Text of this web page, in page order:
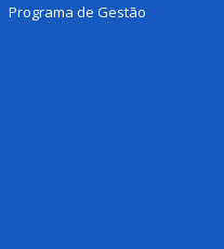
Programa de Gestão